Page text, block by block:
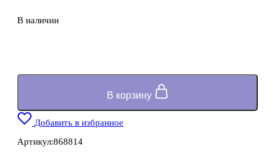
В наличии
В корзину
Добавить в избранное
Артикул:868814